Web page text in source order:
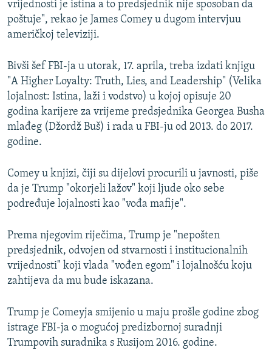
vrijednosti je istina a to predsjednik nije sposoban da
poštuje", rekao je James Comey u dugom intervjuu
američkoj televiziji.
Bivši šef FBI-ja u utorak, 17. aprila, treba izdati knjigu
"A Higher Loyalty: Truth, Lies, and Leadership" (Velika
lojalnost: Istina, laži i vodstvo) u kojoj opisuje 20
godina karijere za vrijeme predsjednika Georgea Busha
mlađeg (Džordž Buš) i rada u FBI-ju od 2013. do 2017.
godine.
Comey u knjizi, čiji su dijelovi procurili u javnosti, piše
da je Trump "okorjeli lažov" koji ljude oko sebe
podređuje lojalnosti kao "vođa mafije".
Prema njegovim riječima, Trump je "nepošten
predsjednik, odvojen od stvarnosti i institucionalnih
vrijednosti" koji vlada "vođen egom" i lojalnošću koju
zahtijeva da mu bude iskazana.
Trump je Comeyja smijenio u maju prošle godine zbog
istrage FBI-ja o mogućoj predizbornoj suradnji
Trumpovih suradnika s Rusijom 2016. godine.